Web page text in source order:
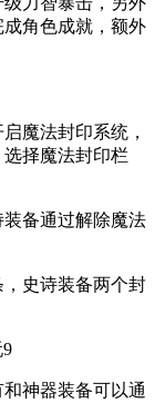
角色成就，额外
魔法封印系统，
择魔法封印栏
装备通过解除魔法
，史诗装备两个封
神器装备可以通